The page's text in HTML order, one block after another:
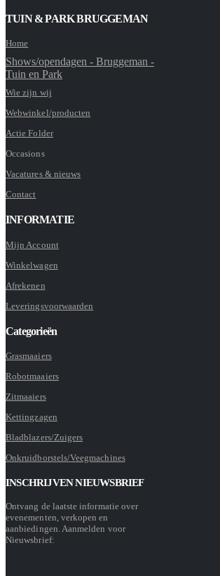
TUIN & PARK BRUGGEMAN
Home
Shows/opendagen - Bruggeman -
Tuin en Park
Wie zijn wij
Webwinkel/producten
Actie Folder
Occasions
Vacatures & nieuws
Contact
INFORMATIE
Mijn Account
Winkelwagen
Afrekenen
Leveringsvoorwaarden
Categorieën
Grasmaaiers
Robotmaaiers
Zitmaaiers
Kettingzagen
Bladblazers/Zuigers
Onkruidborstels/Veegmachines
INSCHRIJVEN NIEUWSBRIEF
Ontvang de laatste informatie over
evenementen, verkopen en
aanbiedingen. Aanmelden voor
Nieuwsbrief: